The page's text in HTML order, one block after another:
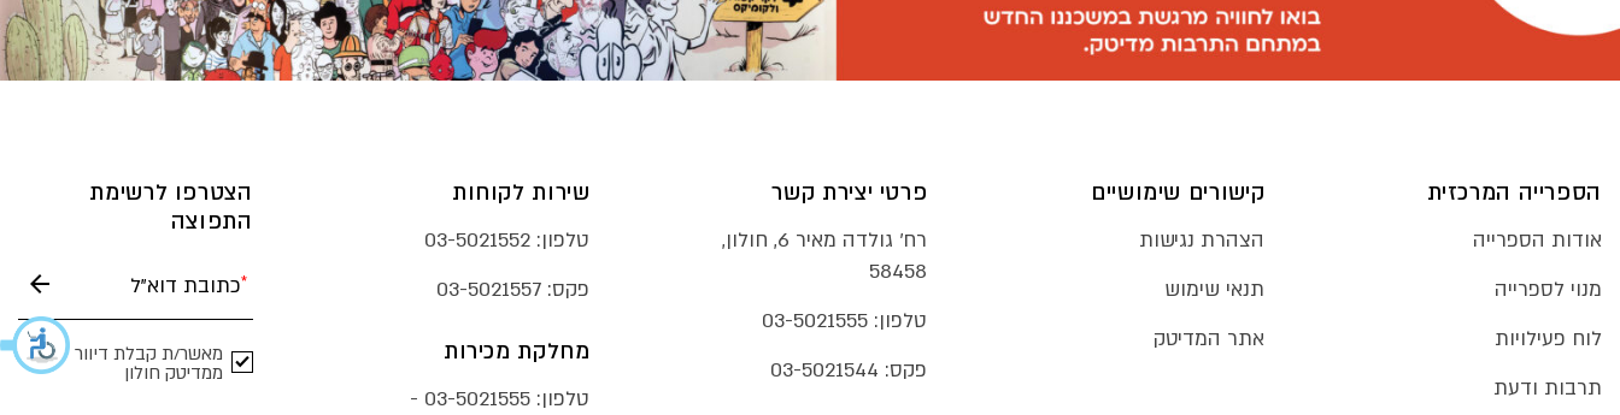
הספרייה המרכזית
אודות הספרייה
מנוי לספרייה
לוח פעילויות
תרבות ודעת
קישורים שימושיים
הצהרת נגישות
תנאי שימוש
אתר המדיטק
פרטי יצירת קשר
רח׳ גולדה מאיר 6, חולון,
58458
טלפון: 03-5021555
פקס: 03-5021544
שירות לקוחות
טלפון: 03-5021552
פקס: 03-5021557
מחלקת מכירות
טלפון: 03-5021555 -
הצטרפו לרשימת
התפוצה
מאשר/ת קבלת דיוור
ממדיטק חולון